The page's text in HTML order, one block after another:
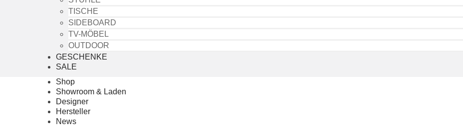
TISCHE
SIDEBOARD
TV-MÖBEL
OUTDOOR
GESCHENKE
SALE
Shop
Showroom & Laden
Designer
Hersteller
News